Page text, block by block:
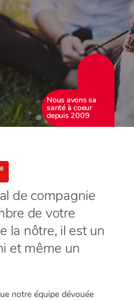
Nous avons sa
santé à coeur
depuis 2009
de compagnie
de votre
la nôtre, il est un
et même un
notre équipe dévouée